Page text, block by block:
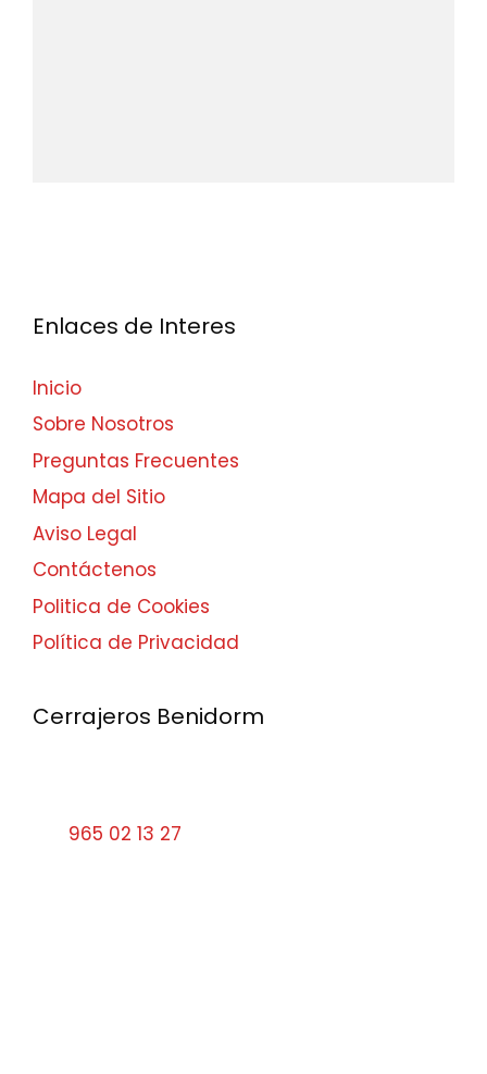
Enlaces de Interes
Inicio
Sobre Nosotros
Preguntas Frecuentes
Mapa del Sitio
Aviso Legal
Contáctenos
Politica de Cookies
Política de Privacidad
Cerrajeros Benidorm
965 02 13 27